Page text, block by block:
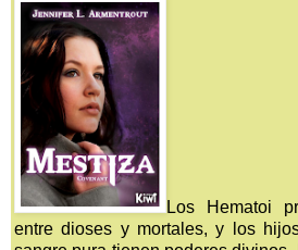
Los Hematoi
entre dioses y mortales, y los